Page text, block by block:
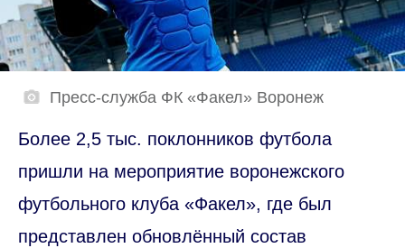
Пресс-служба ФК «Факел» Воронеж
Более 2,5 тыс. поклонников футбола
пришли на мероприятие воронежского
футбольного клуба «Факел», где был
представлен обновлённый состав